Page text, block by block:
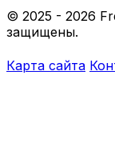
© 2025 - 2026
защищены.
Карта сайта